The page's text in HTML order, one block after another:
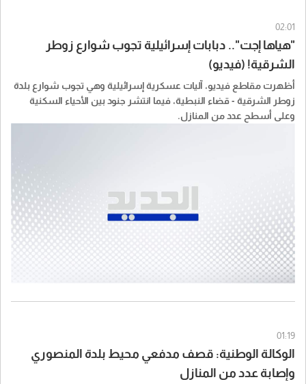
02:01
"هياها إجت".. دبابات إسرائيلية تجوب شوارع زوطر
الشرقية! (فيديو)
أظهرت مقاطع فيديو، آليات عسكرية إسرائيلية وهي تجوب شوارع بلدة
زوطر الشرقية - قضاء النبطية، فيما انتشر جنود بين الأحياء السكنية
وعلى أسطح عدد من المنازل.
01:19
الوكالة الوطنية: قصف مدفعي محيط بلدة المنصوري
وإصابة عدد من المنازل